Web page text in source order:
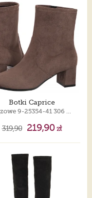
Botki Caprice
Brązowe 9-25354-41 306 Cafe Stretch Vegan
319,90 219,90zł